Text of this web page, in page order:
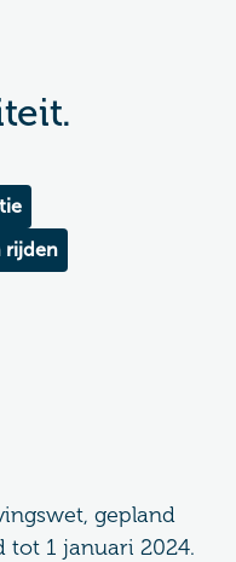
rijden
gepland
tot 1 januari 2024.